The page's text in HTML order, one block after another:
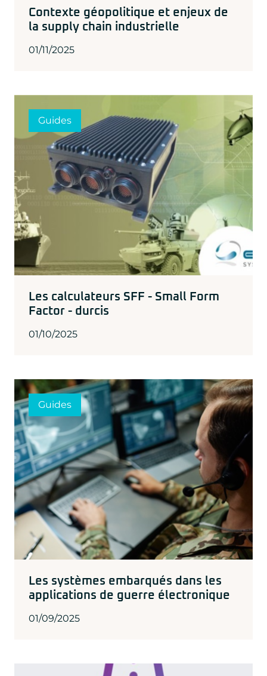
Contexte géopolitique et enjeux de
la supply chain industrielle
01/11/2025
Guides
Les calculateurs SFF - Small Form
Factor - durcis
01/10/2025
Guides
Les systèmes embarqués dans les
applications de guerre électronique
01/09/2025